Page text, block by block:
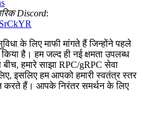
Discord:
के लिए माफी मांगते हैं जिन्होंने पहले
है। हम जल्द ही नई क्षमता उपलब्ध
हमारे साझा RPC/gRPC सेवा
इसलिए हम आपको हमारी स्वतंत्र स्तर
करते हैं। आपके निरंतर समर्थन के लिए